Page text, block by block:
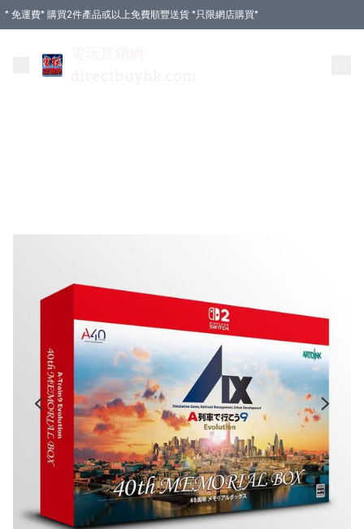
* 免運費* 購買2件產品或以上免費順豐送貨 *只限網店購買*